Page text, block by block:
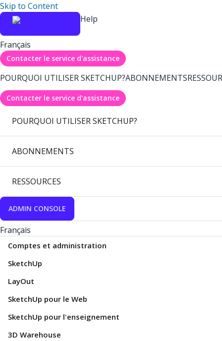
Skip to Content
Help
Français
Contacter le service d'assistance
POURQUOI UTILISER SKETCHUP?ABONNEMENTS
Contacter le service d'assistance
POURQUOI UTILISER SKETCHUP?
ABONNEMENTS
RESSOURCES
ADMIN CONSOLE
Français
Comptes et administration
SketchUp
LayOut
SketchUp pour le Web
SketchUp pour l'enseignement
3D Warehouse